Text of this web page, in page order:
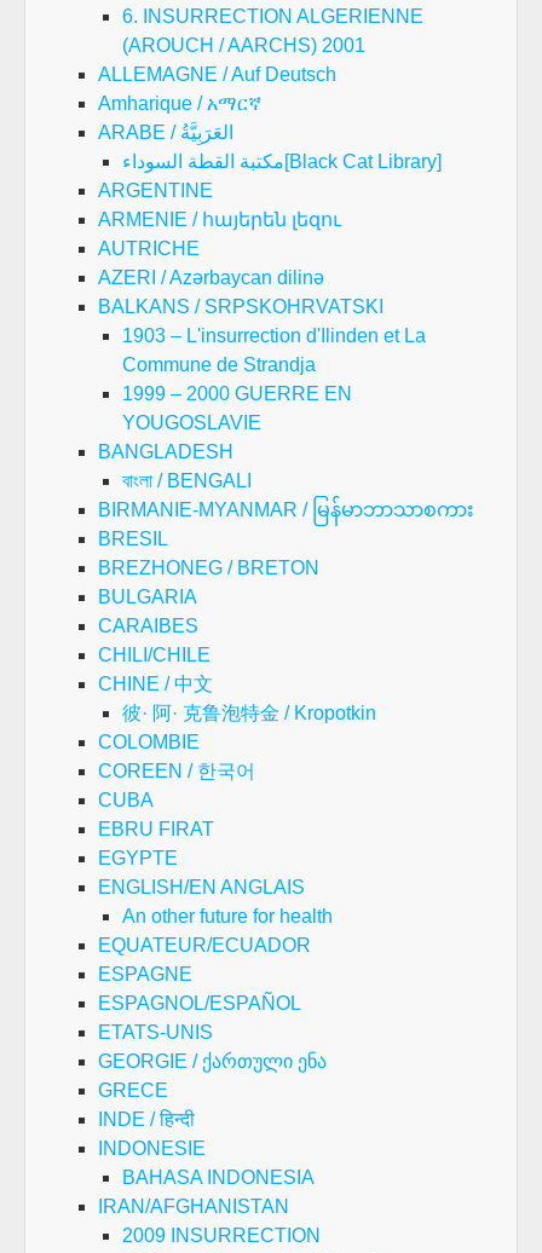
6. INSURRECTION ALGERIENNE
(AROUCH / AARCHS) 2001
ALLEMAGNE / Auf Deutsch
Amharique / አማርኛ
ARABE / العَرَبِيَّةُ
مكتبة القطة السوداء[Black Cat Library]
ARGENTINE
ARMENIE / հայերեն լեզու
AUTRICHE
AZERI / Azərbaycan dilinə
BALKANS / SRPSKOHRVATSKI
1903 – L'insurrection d'Ilinden et La
Commune de Strandja
1999 – 2000 GUERRE EN
YOUGOSLAVIE
BANGLADESH
বাংলা / BENGALI
BIRMANIE-MYANMAR / မြန်မာဘာသာစကား
BRESIL
BREZHONEG / BRETON
BULGARIA
CARAIBES
CHILI/CHILE
CHINE / 中文
彼· 阿· 克鲁泡特金 / Kropotkin
COLOMBIE
COREEN / 한국어
CUBA
EBRU FIRAT
EGYPTE
ENGLISH/EN ANGLAIS
An other future for health
EQUATEUR/ECUADOR
ESPAGNE
ESPAGNOL/ESPAÑOL
ETATS-UNIS
GEORGIE / ქართული ენა
GRECE
INDE / हिन्दी
INDONESIE
BAHASA INDONESIA
IRAN/AFGHANISTAN
2009 INSURRECTION